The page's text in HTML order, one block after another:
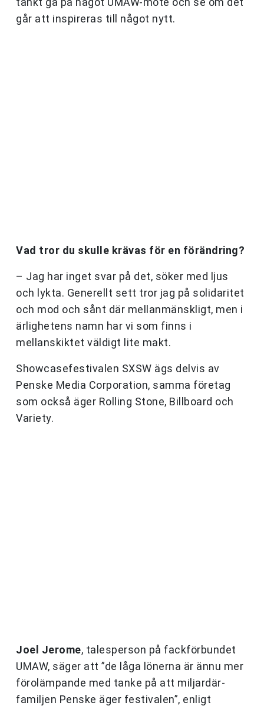
går att inspireras till något nytt.
Vad tror du skulle krävas för en förändring?
– Jag har inget svar på det, söker med ljus
och lykta. Generellt sett tror jag på solidaritet
och mod och sånt där mellanmänskligt, men i
ärlighetens namn har vi som finns i
mellanskiktet väldigt lite makt.
Showcasefestivalen SXSW ägs delvis av
Penske Media Corporation, samma företag
som också äger Rolling Stone, Billboard och
Variety.
Joel Jerome, talesperson på fackförbundet
UMAW, säger att ”de låga lönerna är ännu mer
förolämpande med tanke på att miljardär-
familjen Penske äger festivalen”, enligt